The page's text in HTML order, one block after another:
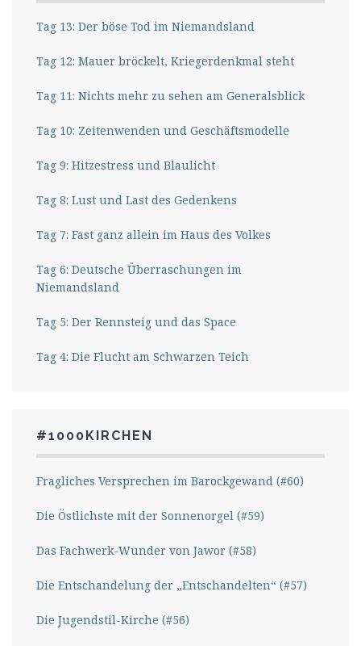
Tag 13: Der böse Tod im Niemandsland
Tag 12: Mauer bröckelt, Kriegerdenkmal steht
Tag 11: Nichts mehr zu sehen am Generalsblick
Tag 10: Zeitenwenden und Geschäftsmodelle
Tag 9: Hitzestress und Blaulicht
Tag 8: Lust und Last des Gedenkens
Tag 7: Fast ganz allein im Haus des Volkes
Tag 6: Deutsche Überraschungen im
Niemandsland
Tag 5: Der Rennsteig und das Space
Tag 4: Die Flucht am Schwarzen Teich
#1000KIRCHEN
Fragliches Versprechen im Barockgewand (#60)
Die Östlichste mit der Sonnenorgel (#59)
Das Fachwerk-Wunder von Jawor (#58)
Die Entschandelung der „Entschandelten“ (#57)
Die Jugendstil-Kirche (#56)